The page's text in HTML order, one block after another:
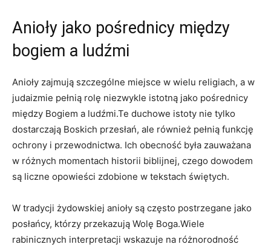
Anioły jako pośrednicy między
bogiem a ludźmi
Anioły zajmują szczególne miejsce w wielu religiach, a w
judaizmie pełnią rolę niezwykle istotną jako pośrednicy
między Bogiem a ludźmi.Te duchowe istoty nie tylko
dostarczają Boskich przesłań, ale również pełnią funkcję
ochrony i przewodnictwa. Ich obecność była zauważana
w różnych momentach historii biblijnej, czego dowodem
są liczne opowieści zdobione w tekstach świętych.
W tradycji żydowskiej anioły są często postrzegane jako
posłańcy, którzy przekazują Wolę Boga.Wiele
rabinicznych interpretacji wskazuje na różnorodność